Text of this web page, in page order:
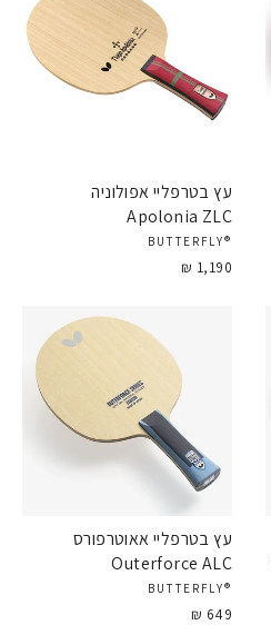
עץ בטרפליי אפולוניה
Apolonia ZLC
®BUTTERFLY
1,190 ₪
עץ בטרפליי אאוטרפורס
Outerforce ALC
®BUTTERFLY
649 ₪